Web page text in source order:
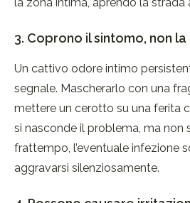
la zona intima, aprendo la strada
3. Coprono il sintomo, non la
Un cattivo odore intimo
segnale. Mascherarlo con una
mettere un cerotto su una ferita
si nasconde il problema, ma non
frattempo, l’eventuale infezione
aggravarsi silenziosamente.